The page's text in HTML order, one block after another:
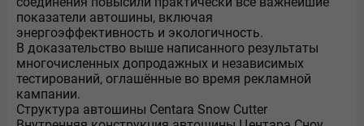
показатели автошины, включая
энергоэффективность и экологичность.
В доказательство выше написанного результаты
многочисленных допродажных и независимых
тестирований, оглашённые во время рекламной
кампании.
Структура автошины Centara Snow Cutter